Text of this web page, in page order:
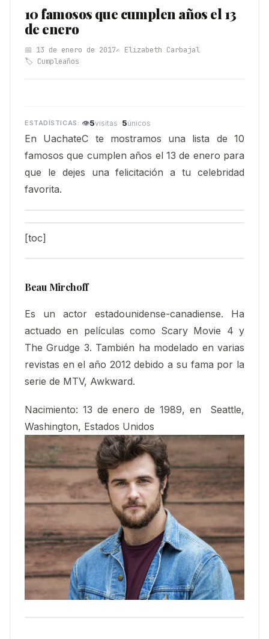
10 famosos que cumplen años el 13
de enero
📅 13 de enero de 2017✍️ Elizabeth Carbajal
🏷️ Cumpleaños
👁5visitas · 5únicos
En UachateC te mostramos una lista de 10
famosos que cumplen años el 13 de enero para
que le dejes una felicitación a tu celebridad
favorita.
[toc]
Beau Mirchoff
Es un actor estadounidense-canadiense. Ha
actuado en películas como Scary Movie 4 y
The Grudge 3. También ha modelado en varias
revistas en el año 2012 debido a su fama por la
serie de MTV, Awkward.
Nacimiento: 13 de enero de 1989, en Seattle,
Washington, Estados Unidos